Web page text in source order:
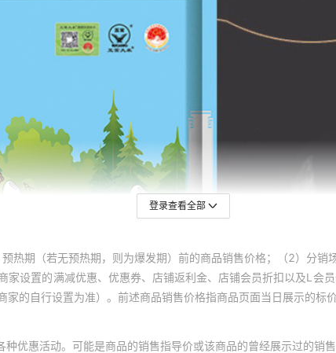
登录查看全部
热期（若无预热期，则为爆发期）前的商品销售价格；（2）分
设置的满减优惠、优惠券、店铺返利金、店铺会员折扣以及L会
的自行设置为准）。前述商品销售价格指商品页面当日展示的
优惠活动。可能是商品的销售指导价或该商品的曾经展示过的销